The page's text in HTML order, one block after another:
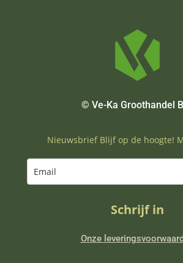
© Ve-Ka Groothandel
Nieuwsbrief Blijf op de hoogte!
Schrijf in
Onze